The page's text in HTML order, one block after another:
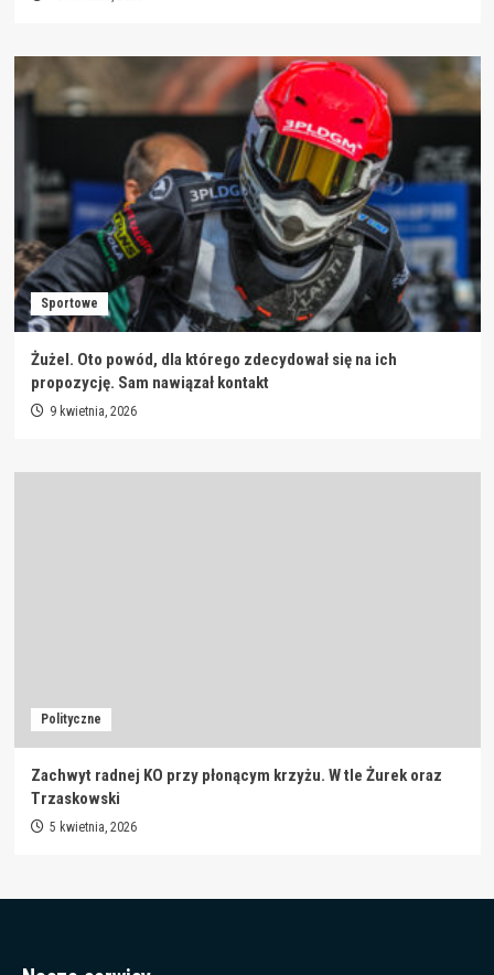
Sportowe
Żużel. Oto powód, dla którego zdecydował się na ich
propozycję. Sam nawiązał kontakt
9 kwietnia, 2026
Polityczne
Zachwyt radnej KO przy płonącym krzyżu. W tle Żurek oraz
Trzaskowski
5 kwietnia, 2026